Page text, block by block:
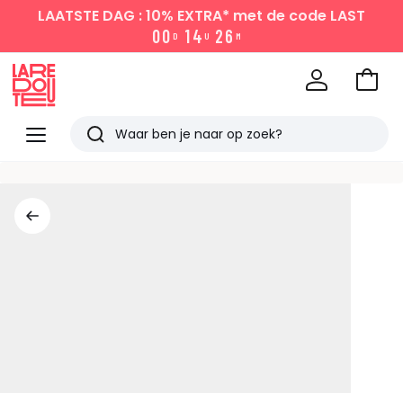
LAATSTE DAG : 10% EXTRA* met de code LAST
00 D 14 U 26 M
Menu
Redoute
Zoeken
Naar